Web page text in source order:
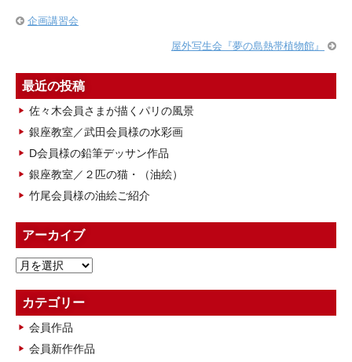
企画講習会
屋外写生会『夢の島熱帯植物館』
最近の投稿
佐々木会員さまが描くパリの風景
銀座教室／武田会員様の水彩画
D会員様の鉛筆デッサン作品
銀座教室／２匹の猫・（油絵）
竹尾会員様の油絵ご紹介
アーカイブ
ア
カ
イ
ブ
カテゴリー
会員作品
会員新作作品